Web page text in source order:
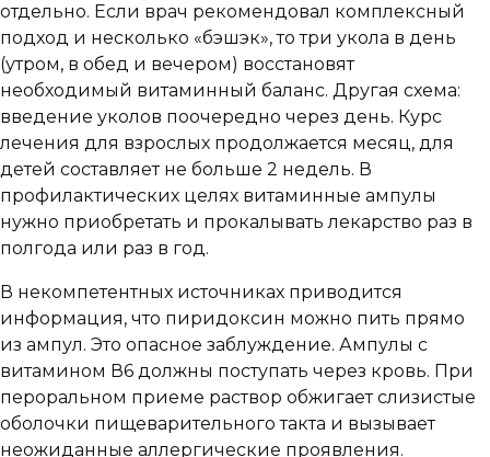
отдельно. Если врач рекомендовал комплексный
подход и несколько «бэшэк», то три укола в день
(утром, в обед и вечером) восстановят
необходимый витаминный баланс. Другая схема:
введение уколов поочередно через день. Курс
лечения для взрослых продолжается месяц, для
детей составляет не больше 2 недель. В
профилактических целях витаминные ампулы
нужно приобретать и прокалывать лекарство раз в
полгода или раз в год.
В некомпетентных источниках приводится
информация, что пиридоксин можно пить прямо
из ампул. Это опасное заблуждение. Ампулы с
витамином В6 должны поступать через кровь. При
пероральном приеме раствор обжигает слизистые
оболочки пищеварительного такта и вызывает
неожиданные аллергические проявления.